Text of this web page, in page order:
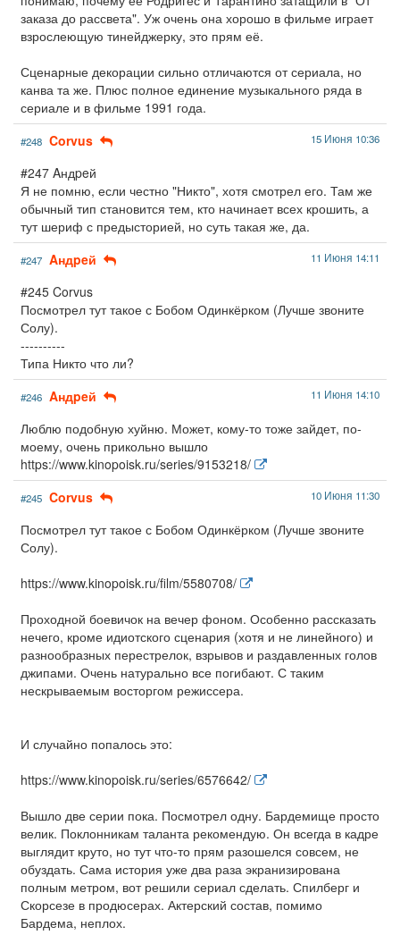
заказа до рассвета". Уж очень она хорошо в фильме играет
взрослеющую тинейджерку, это прям её.
Сценарные декорации сильно отличаются от сериала, но
канва та же. Плюс полное единение музыкального ряда в
сериале и в фильме 1991 года.
#248 Corvus 15 Июня 10:36
#247 Aндpeй
Я не помню, если честно "Никто", хотя смотрел его. Там же
обычный тип становится тем, кто начинает всех крошить, а
тут шериф с предысторией, но суть такая же, да.
#247 Aндpeй 11 Июня 14:11
#245 Corvus
Посмотрел тут такое с Бобом Одинкёрком (Лучше звоните
Солу).
----------
Типа Никто что ли?
#246 Aндpeй 11 Июня 14:10
Люблю подобную хуйню. Может, кому-то тоже зайдет, по-
моему, очень прикольно вышло
https://www.kinopoisk.ru/series/9153218/
#245 Corvus 10 Июня 11:30
Посмотрел тут такое с Бобом Одинкёрком (Лучше звоните
Солу).
https://www.kinopoisk.ru/film/5580708/
Проходной боевичок на вечер фоном. Особенно рассказать
нечего, кроме идиотского сценария (хотя и не линейного) и
разнообразных перестрелок, взрывов и раздавленных голов
джипами. Очень натурально все погибают. С таким
нескрываемым восторгом режиссера.
И случайно попалось это:
https://www.kinopoisk.ru/series/6576642/
Вышло две серии пока. Посмотрел одну. Бардемище просто
велик. Поклонникам таланта рекомендую. Он всегда в кадре
выглядит круто, но тут что-то прям разошелся совсем, не
обуздать. Сама история уже два раза экранизирована
полным метром, вот решили сериал сделать. Спилберг и
Скорсезе в продюсерах. Актерский состав, помимо
Бардема, неплох.